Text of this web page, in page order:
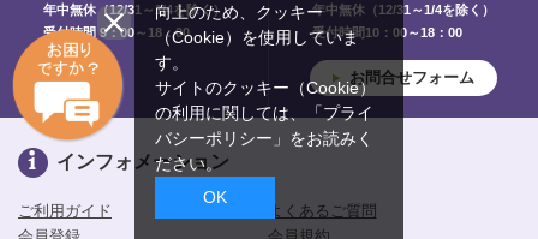
年中無休（12/31～1/4を除く）
受付時間 9：00～18：00
年中無休（12/31～1/4を除く）
受付時間10：00～18：00
お問合せフォーム
インフォメーション
ご利用ガイド
よくあるご質問
向上のため、クッキー
（Cookie）を使用していま
す。
サイトのクッキー（Cookie）
の利用に関しては、「プライ
バシーポリシー」 をお読みく
ださい。
OK